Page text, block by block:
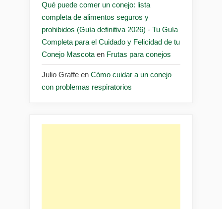
Qué puede comer un conejo: lista
completa de alimentos seguros y
prohibidos (Guía definitiva 2026) - Tu Guía
Completa para el Cuidado y Felicidad de tu
Conejo Mascota en Frutas para conejos
Julio Graffe en Cómo cuidar a un conejo
con problemas respiratorios